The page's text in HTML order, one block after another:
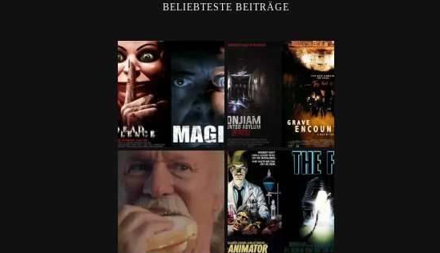
BELIEBTESTE BEITRÄGE